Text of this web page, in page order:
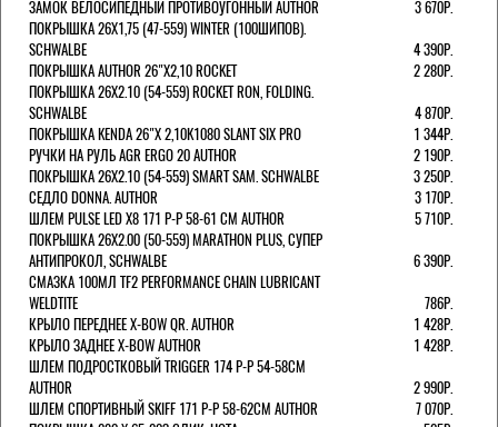
ЗАМОК ВЕЛОСИПЕДНЫЙ ПРОТИВОУГОННЫЙ AUTHOR
3 670Р.
ПОКРЫШКА 26X1,75 (47-559) WINTER (100ШИПОВ).
SCHWALBE
4 390Р.
ПОКРЫШКА AUTHOR 26"Х2,10 ROCKET
2 280Р.
ПОКРЫШКА 26X2.10 (54-559) ROCKET RON, FOLDING.
SCHWALBE
4 870Р.
ПОКРЫШКА KENDA 26"Х 2,10K1080 SLANT SIX PRO
1 344Р.
РУЧКИ НА РУЛЬ AGR ERGO 20 AUTHOR
2 190Р.
ПОКРЫШКА 26X2.10 (54-559) SMART SAM. SCHWALBE
3 250Р.
СЕДЛО DONNA. AUTHOR
3 170Р.
ШЛЕМ PULSE LED X8 171 Р-Р 58-61 СМ AUTHOR
5 710Р.
ПОКРЫШКА 26X2.00 (50-559) MARATHON PLUS, СУПЕР
АНТИПРОКОЛ, SCHWALBE
6 390Р.
СМАЗКА 100МЛ TF2 PERFORMANCE CHAIN LUBRICANT
WELDTITE
786Р.
КРЫЛО ПЕРЕДНЕЕ X-BOW QR. AUTHOR
1 428Р.
КРЫЛО ЗАДНЕЕ X-BOW AUTHOR
1 428Р.
ШЛЕМ ПОДРОСТКОВЫЙ TRIGGER 174 Р-Р 54-58СМ
AUTHOR
2 990Р.
ШЛЕМ СПОРТИВНЫЙ SKIFF 171 Р-Р 58-62СМ AUTHOR
7 070Р.